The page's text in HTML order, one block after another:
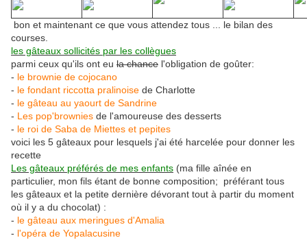
bon et maintenant ce que vous attendez tous ... le bilan des
courses.
les gâteaux sollicités par les collègues
parmi ceux qu'ils ont eu la chance l'obligation de goûter:
- le brownie de cojocano
- le fondant riccotta pralinoise de Charlotte
- le gâteau au yaourt de Sandrine
- Les pop'brownies de l'amoureuse des desserts
- le roi de Saba de Miettes et pepites
voici les 5 gâteaux pour lesquels j'ai été harcelée pour donner les
recette
Les gâteaux préférés de mes enfants (ma fille aînée en
particulier, mon fils étant de bonne composition; préférant tous
les gâteaux et la petite dernière dévorant tout à partir du moment
où il y a du chocolat) :
- le gâteau aux meringues d'Amalia
- l'opéra de Yopalacusine